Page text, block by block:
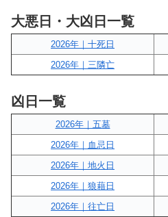
大悪日・大凶日一覧
2026年｜十死日
2026年｜三隣亡
凶日一覧
2026年｜五墓
2026年｜血忌日
2026年｜地火日
2026年｜狼藉日
2026年｜往亡日